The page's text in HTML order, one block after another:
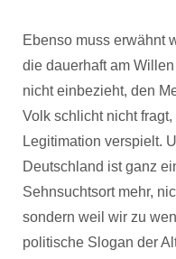
Ebenso muss erwähnt
die dauerhaft am
nicht einbezieht, den
Volk schlicht nicht
Legitimation verspielt.
Deutschland ist ganz
Sehnsuchtsort mehr,
sondern weil wir zu
politische Slogan der